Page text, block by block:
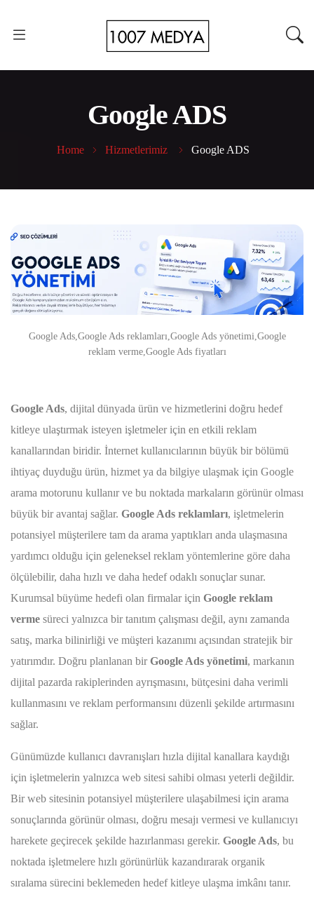
Google ADS
Home Hizmetlerimiz Google ADS
Google Ads,Google Ads reklamları,Google Ads yönetimi,Google
reklam verme,Google Ads fiyatları
Google Ads, dijital dünyada ürün ve hizmetlerini doğru hedef
kitleye ulaştırmak isteyen işletmeler için en etkili reklam
kanallarından biridir. İnternet kullanıcılarının büyük bir bölümü
ihtiyaç duyduğu ürün, hizmet ya da bilgiye ulaşmak için Google
arama motorunu kullanır ve bu noktada markaların görünür olması
büyük bir avantaj sağlar. Google Ads reklamları, işletmelerin
potansiyel müşterilere tam da arama yaptıkları anda ulaşmasına
yardımcı olduğu için geleneksel reklam yöntemlerine göre daha
ölçülebilir, daha hızlı ve daha hedef odaklı sonuçlar sunar.
Kurumsal büyüme hedefi olan firmalar için Google reklam
verme süreci yalnızca bir tanıtım çalışması değil, aynı zamanda
satış, marka bilinirliği ve müşteri kazanımı açısından stratejik bir
yatırımdır. Doğru planlanan birGoogle Ads yönetimi, markanın
dijital pazarda rakiplerinden ayrışmasını, bütçesini daha verimli
kullanmasını ve reklam performansını düzenli şekilde artırmasını
sağlar.
Günümüzde kullanıcı davranışları hızla dijital kanallara kaydığı
için işletmelerin yalnızca web sitesi sahibi olması yeterli değildir.
Bir web sitesinin potansiyel müşterilere ulaşabilmesi için arama
sonuçlarında görünür olması, doğru mesajı vermesi ve kullanıcıyı
harekete geçirecek şekilde hazırlanması gerekir. Google Ads, bu
noktada işletmelere hızlı görünürlük kazandırarak organik
sıralama sürecini beklemeden hedef kitleye ulaşma imkânı tanır.